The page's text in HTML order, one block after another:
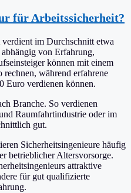
für Arbeitssicherheit?
im Durchschnitt etwa
von Erfahrung,
können mit einem
rechnen, während erfahrene
Euro verdienen können.
Branche. So verdienen
Raumfahrtindustrie oder im
gut.
Sicherheitsingenieure häufig
betrieblicher Altersvorsorge.
attraktive
für gut qualifizierte